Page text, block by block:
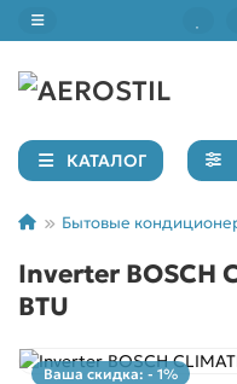
Назад
Кондиционеры настенные
Назад
7000 BTU/ 20м²
9000 BTU/ 30м²
12000 BTU/ 40м²
Мобильные
Мульти сплит системы
Назад
Канальные
Кассетные
Назад
Рекуператоры тепла
КАТАЛОГ
Бытовые
Inverter BOSCH
BTU
Ваша скидка: - 1%